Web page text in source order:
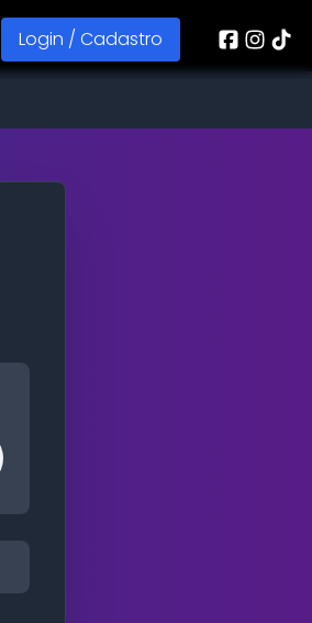
Login / Cadastro